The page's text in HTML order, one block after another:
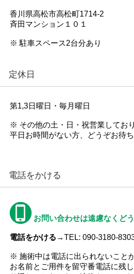
香川県高松市高松町1714-2
斉田マンション１０１
※ 駐車スペース2台分あり
定休日
第1,3日曜日・毎月曜日
※ その他の土・日・祝営業しており
平日お時間がない方、どうぞお待ち
電話をかける
お問い合わせは遠慮なくどう
電話をかける→TEL: 090-3180-
※ 施術中は電話に出られないこと
お名前とご用件を留守番電話に残